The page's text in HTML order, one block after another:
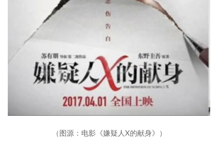
（图源：电影《嫌疑人X的献身》）